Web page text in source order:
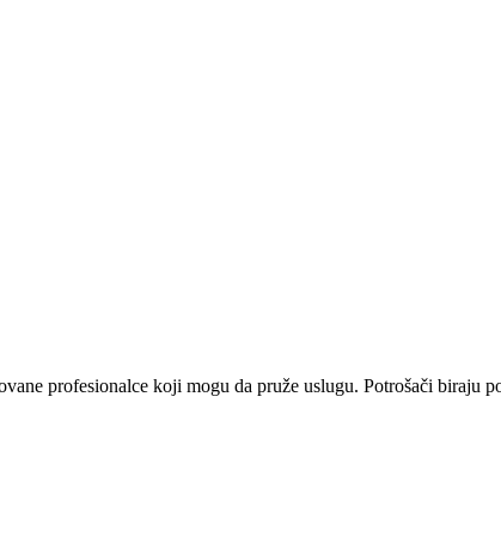
profesionalce koji mogu da pruže uslugu. Potrošači biraju